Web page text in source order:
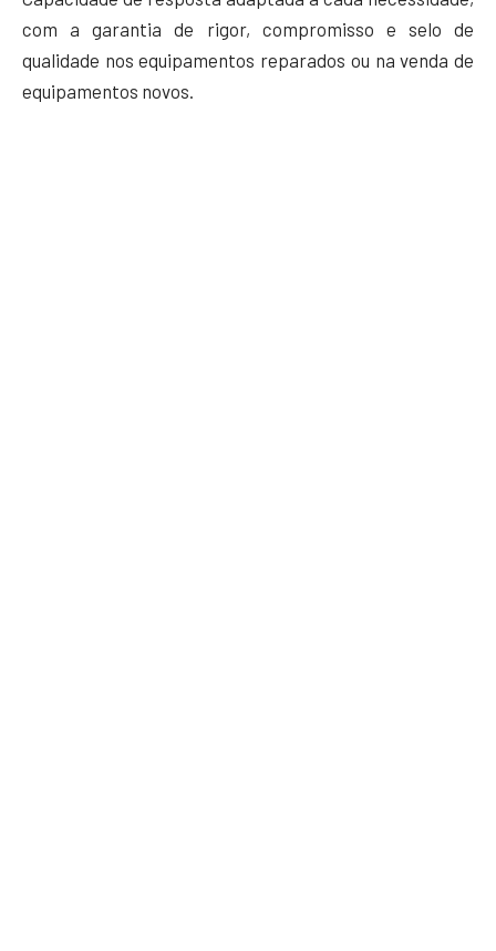
com a garantia de rigor, compromisso e selo de
qualidade nos equipamentos reparados ou na venda de
equipamentos novos.